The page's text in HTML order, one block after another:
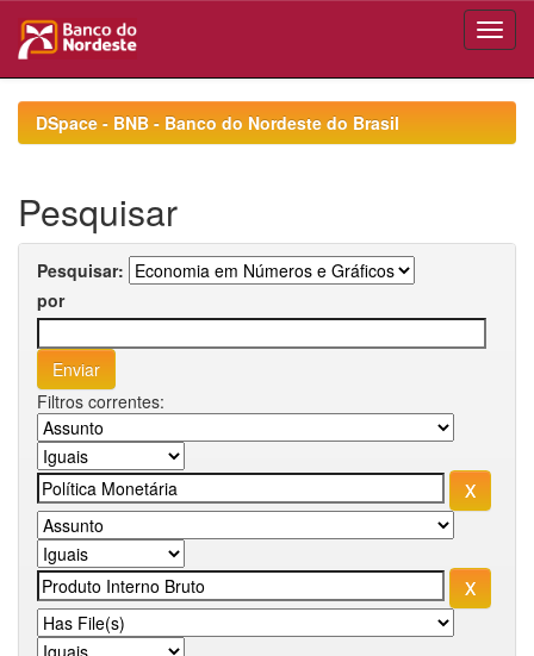
navigationDSpace - BNB - Banco do Nordeste do Brasil
Pesquisar
Pesquisar:
por
Filtros correntes: